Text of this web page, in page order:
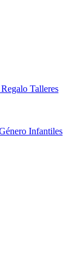
Talleres
Infantiles